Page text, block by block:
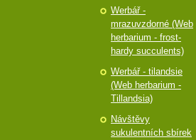
Werbář -
mrazuvzdorné (Web
herbarium - frost-
hardy succulents)
Werbář - tilandsie
(Web herbarium -
Tillandsia)
Návštěvy
sukulentních sbírek